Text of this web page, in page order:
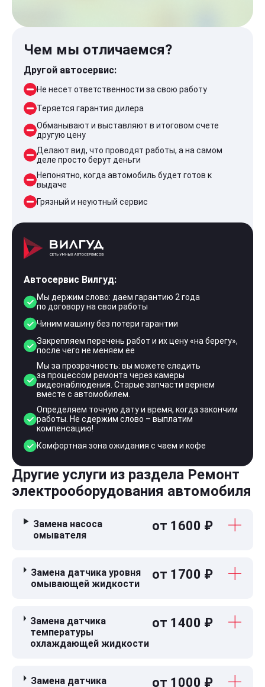
Чем мы отличаемся?
Другой автосервис:
Не несет ответственности за свою работу
Теряется гарантия дилера
Обманывают и выставляют в итоговом счете
другую цену
Делают вид, что проводят работы, а на самом
деле просто берут деньги
Непонятно, когда автомобиль будет готов к
выдаче
Грязный и неуютный сервис
Автосервис Вилгуд:
Мы держим слово: даем гарантию 2 года
по договору на свои работы
Чиним машину без потери гарантии
Закрепляем перечень работ и их цену «на берегу»,
после чего не меняем ее
Мы за прозрачность: вы можете следить
за процессом ремонта через камеры
видеонаблюдения. Старые запчасти вернем
вместе с автомобилем.
Определяем точную дату и время, когда закончим
работы. Не сдержим слово – выплатим
компенсацию!
Комфортная зона ожидания с чаем и кофе
Другие услуги из раздела Ремонт
электрооборудования автомобиля
Замена насоса
омывателя
от 1600 ₽
Замена датчика уровня
омывающей жидкости
от 1700 ₽
Замена датчика
температуры
охлаждающей жидкости
от 1400 ₽
Замена датчика
от 1000 ₽